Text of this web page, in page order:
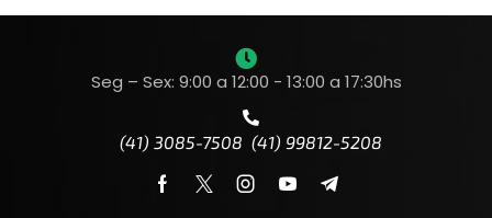
Seg – Sex: 9:00 a 12:00 - 13:00 a 17:30hs
(41) 3085-7508 (41) 99812-5208